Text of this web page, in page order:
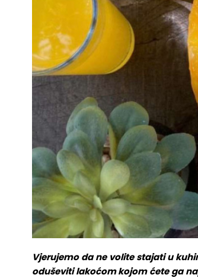
Vjerujemo da ne volite stajati u
oduševiti lakoćom kojom ćete ga